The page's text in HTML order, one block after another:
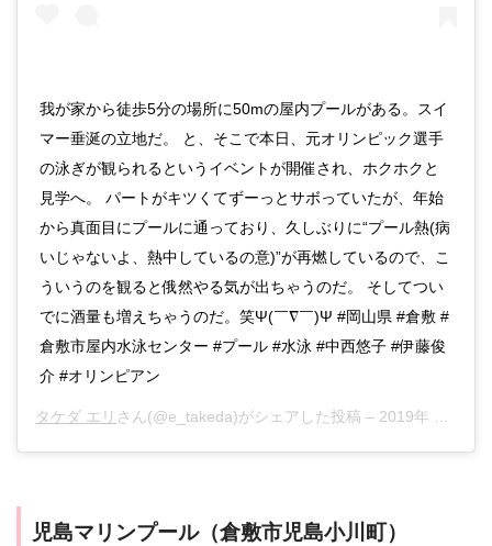
我が家から徒歩5分の場所に50mの屋内プールがある。スイ
マー垂涎の立地だ。 と、そこで本日、元オリンピック選手
の泳ぎが観られるというイベントが開催され、ホクホクと
見学へ。 パートがキツくてずーっとサボっていたが、年始
から真面目にプールに通っており、久しぶりに“プール熱(病
いじゃないよ、熱中しているの意)”が再燃しているので、こ
ういうのを観ると俄然やる気が出ちゃうのだ。 そしてつい
でに酒量も増えちゃうのだ。笑Ψ(￣∇￣)Ψ #岡山県 #倉敷 #
倉敷市屋内水泳センター #プール #水泳 #中西悠子 #伊藤俊
介 #オリンピアン
タケダ エリ さん(@e_takeda)がシェアした投稿 – 2019年 3月月16日午後11時58分PDT
児島マリンプール（倉敷市児島小川町）